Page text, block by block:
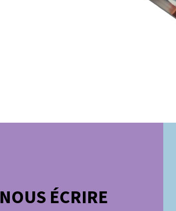
NOUS ÉCRIRE